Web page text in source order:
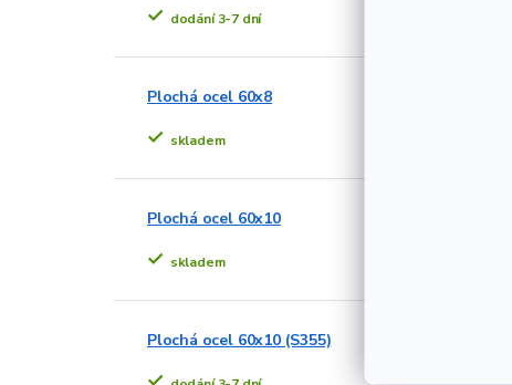
dodání 3-7 dní
Plochá ocel 60x8
skladem
Plochá ocel 60x10
skladem
Plochá ocel 60x10 (S355)